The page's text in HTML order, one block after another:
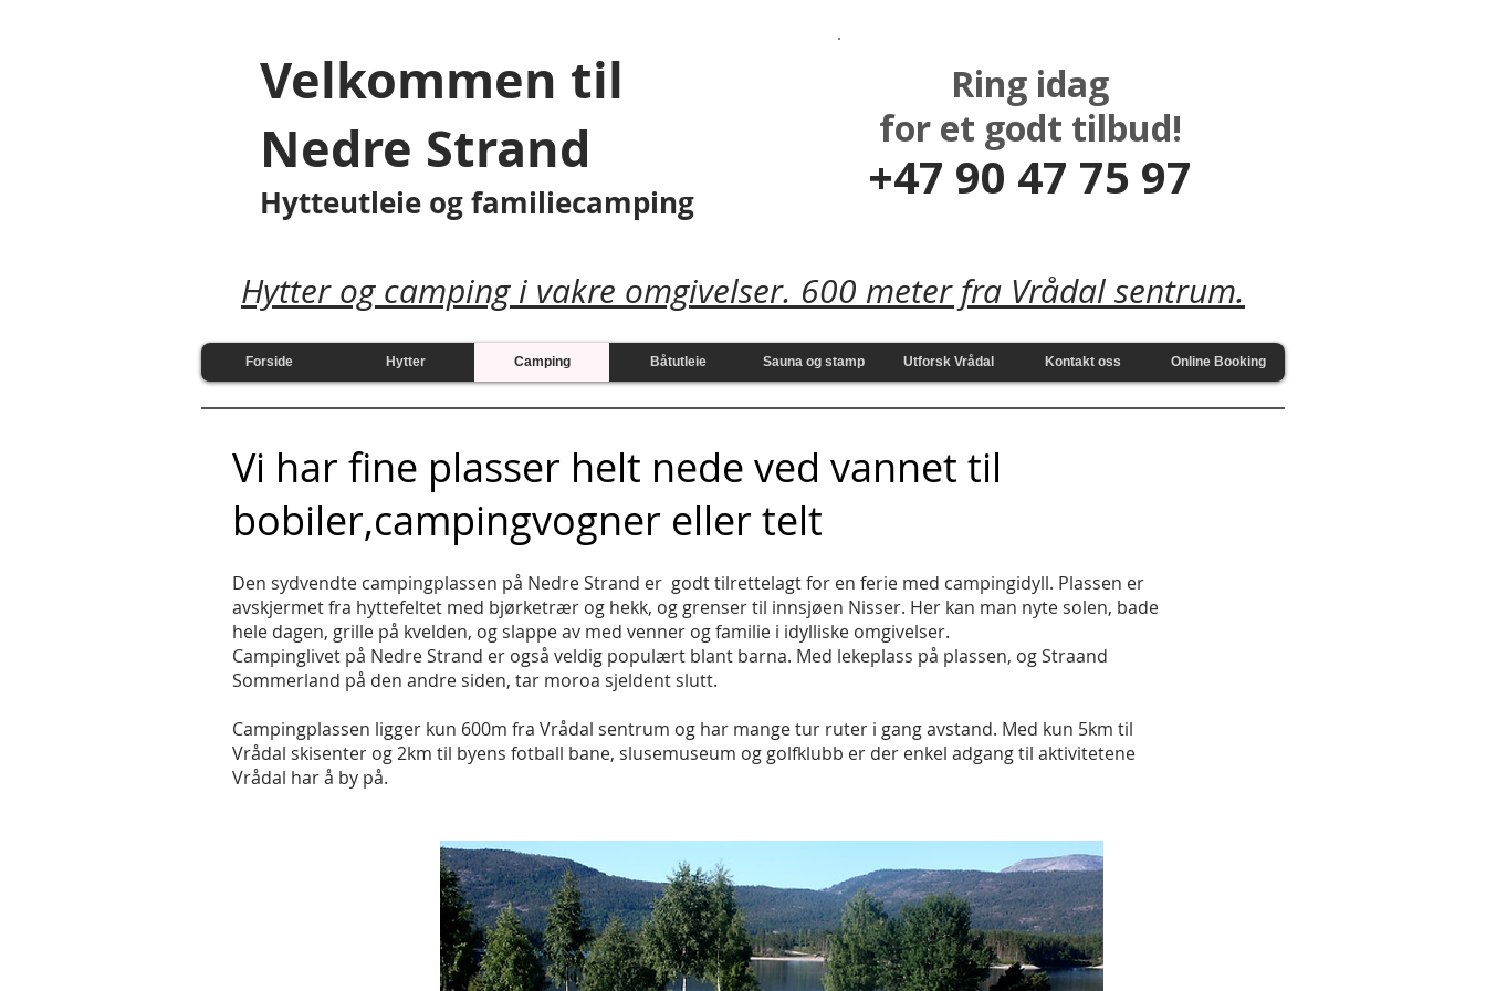
Ring idag
for et godt tilbud!
+47 90 47 75 97​
Velkommen til
Nedre Strand
Hytteutleie og familiecamping
Hytter og camping i vakre omgivelser. 600 meter fra Vrådal sentrum.
Forside Hytter Camping Båtutleie Sauna og stamp Utforsk Vrådal Kontakt oss Online Booking
Vi har fine plasser helt nede ved vannet til
bobiler,campingvogner eller telt
Den sydvendte campingplassen på Nedre Strand er godt tilrettelagt for en ferie med campingidyll. Plassen er
avskjermet fra hyttefeltet med bjørketrær og hekk, og grenser til innsjøen Nisser. Her kan man nyte solen, bade
hele dagen, grille på kvelden, og slappe av med venner og familie i idylliske omgivelser.
Campinglivet på Nedre Strand er også veldig populært blant barna. Med lekeplass på plassen, og Straand
Sommerland på den andre siden, tar moroa sjeldent slutt.
Campingplassen ligger kun 600m fra Vrådal sentrum og har mange tur ruter i gang avstand. Med kun 5km til
Vrådal skisenter og 2km til byens fotball bane, slusemuseum og golfklubb er der enkel adgang til aktivitetene
Vrådal har å by på.